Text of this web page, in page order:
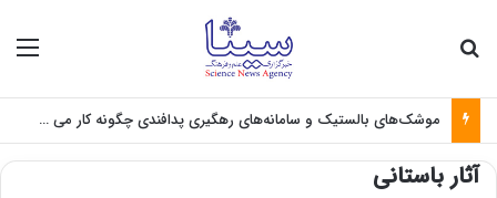
موشک‌های بالستیک و سامانه‌های رهگیری پدافندی چگونه کار می کنند؟
آثار باستانی